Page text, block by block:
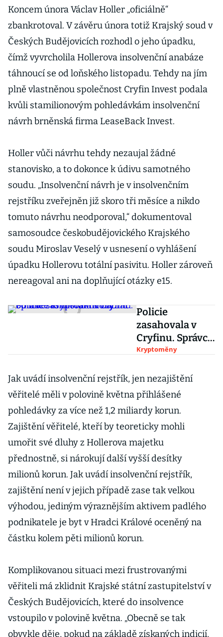
Koncem února Václav Holler „oficiálně“
zbankrotoval. V závěru února totiž Krajský soud v
Českých Budějovicích rozhodl o jeho úpadku,
čímž vyvrcholila Hollerova insolvenční anabáze
táhnoucí se od loňského listopadu. Tehdy na jím
plně vlastněnou společnost Cryfin Invest podala
kvůli stamilionovým pohledávkám insolvenční
návrh brněnská firma LeaseBack Invest.
Holler vůči návrhu tehdy nezaujal žádné
stanovisko, a to dokonce k údivu samotného
soudu. „Insolvenční návrh je v insolvenčním
rejstříku zveřejněn již skoro tři měsíce a nikdo
tomuto návrhu neodporoval,“ dokumentoval
samosoudce českobudějovického Krajského
soudu Miroslav Veselý v usnesení o vyhlášení
úpadku Hollerovu totální pasivitu. Holler zároveň
nereagoval ani na doplňující otázky e15.
Policie
zasahovala v
Cryfinu. Správce
kryptoaktiv
investorů
stamiliony
Kryptoměny
Jak uvádí insolvenční rejstřík, jen nezajištění
věřitelé měli v polovině května přihlášené
pohledávky za více než 1,2 miliardy korun.
Zajištění věřitelé, kteří by teoreticky mohli
umořit své dluhy z Hollerova majetku
přednostně, si nárokují další vyšší desítky
milionů korun. Jak uvádí insolvenční rejstřík,
zajištění není v jejich případě zase tak velkou
výhodou, jediným výraznějším aktivem padlého
podnikatele je byt v Hradci Králové oceněný na
částku kolem pěti milionů korun.
Komplikovanou situaci mezi frustrovanými
věřiteli má zklidnit Krajské státní zastupitelství v
Českých Budějovicích, které do insolvence
vstoupilo v polovině května. „Obecně se tak
obvykle děje, pokud na základě získaných indicií,